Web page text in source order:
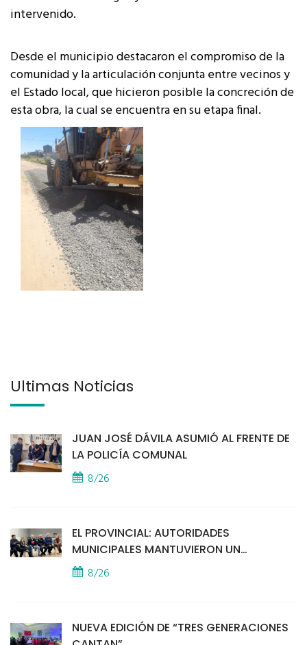
intervenido.
Desde el municipio destacaron el compromiso de la
comunidad y la articulación conjunta entre vecinos y
el Estado local, que hicieron posible la concreción de
esta obra, la cual se encuentra en su etapa final.
Últimas Noticias
JUAN JOSÉ DÁVILA ASUMIÓ AL FRENTE DE
LA POLICÍA COMUNAL
8/26
EL PROVINCIAL: AUTORIDADES
MUNICIPALES MANTUVIERON UN
ENCUENTRO CON VECINOS POR LA
SEGURIDAD
8/26
NUEVA EDICIÓN DE “TRES GENERACIONES